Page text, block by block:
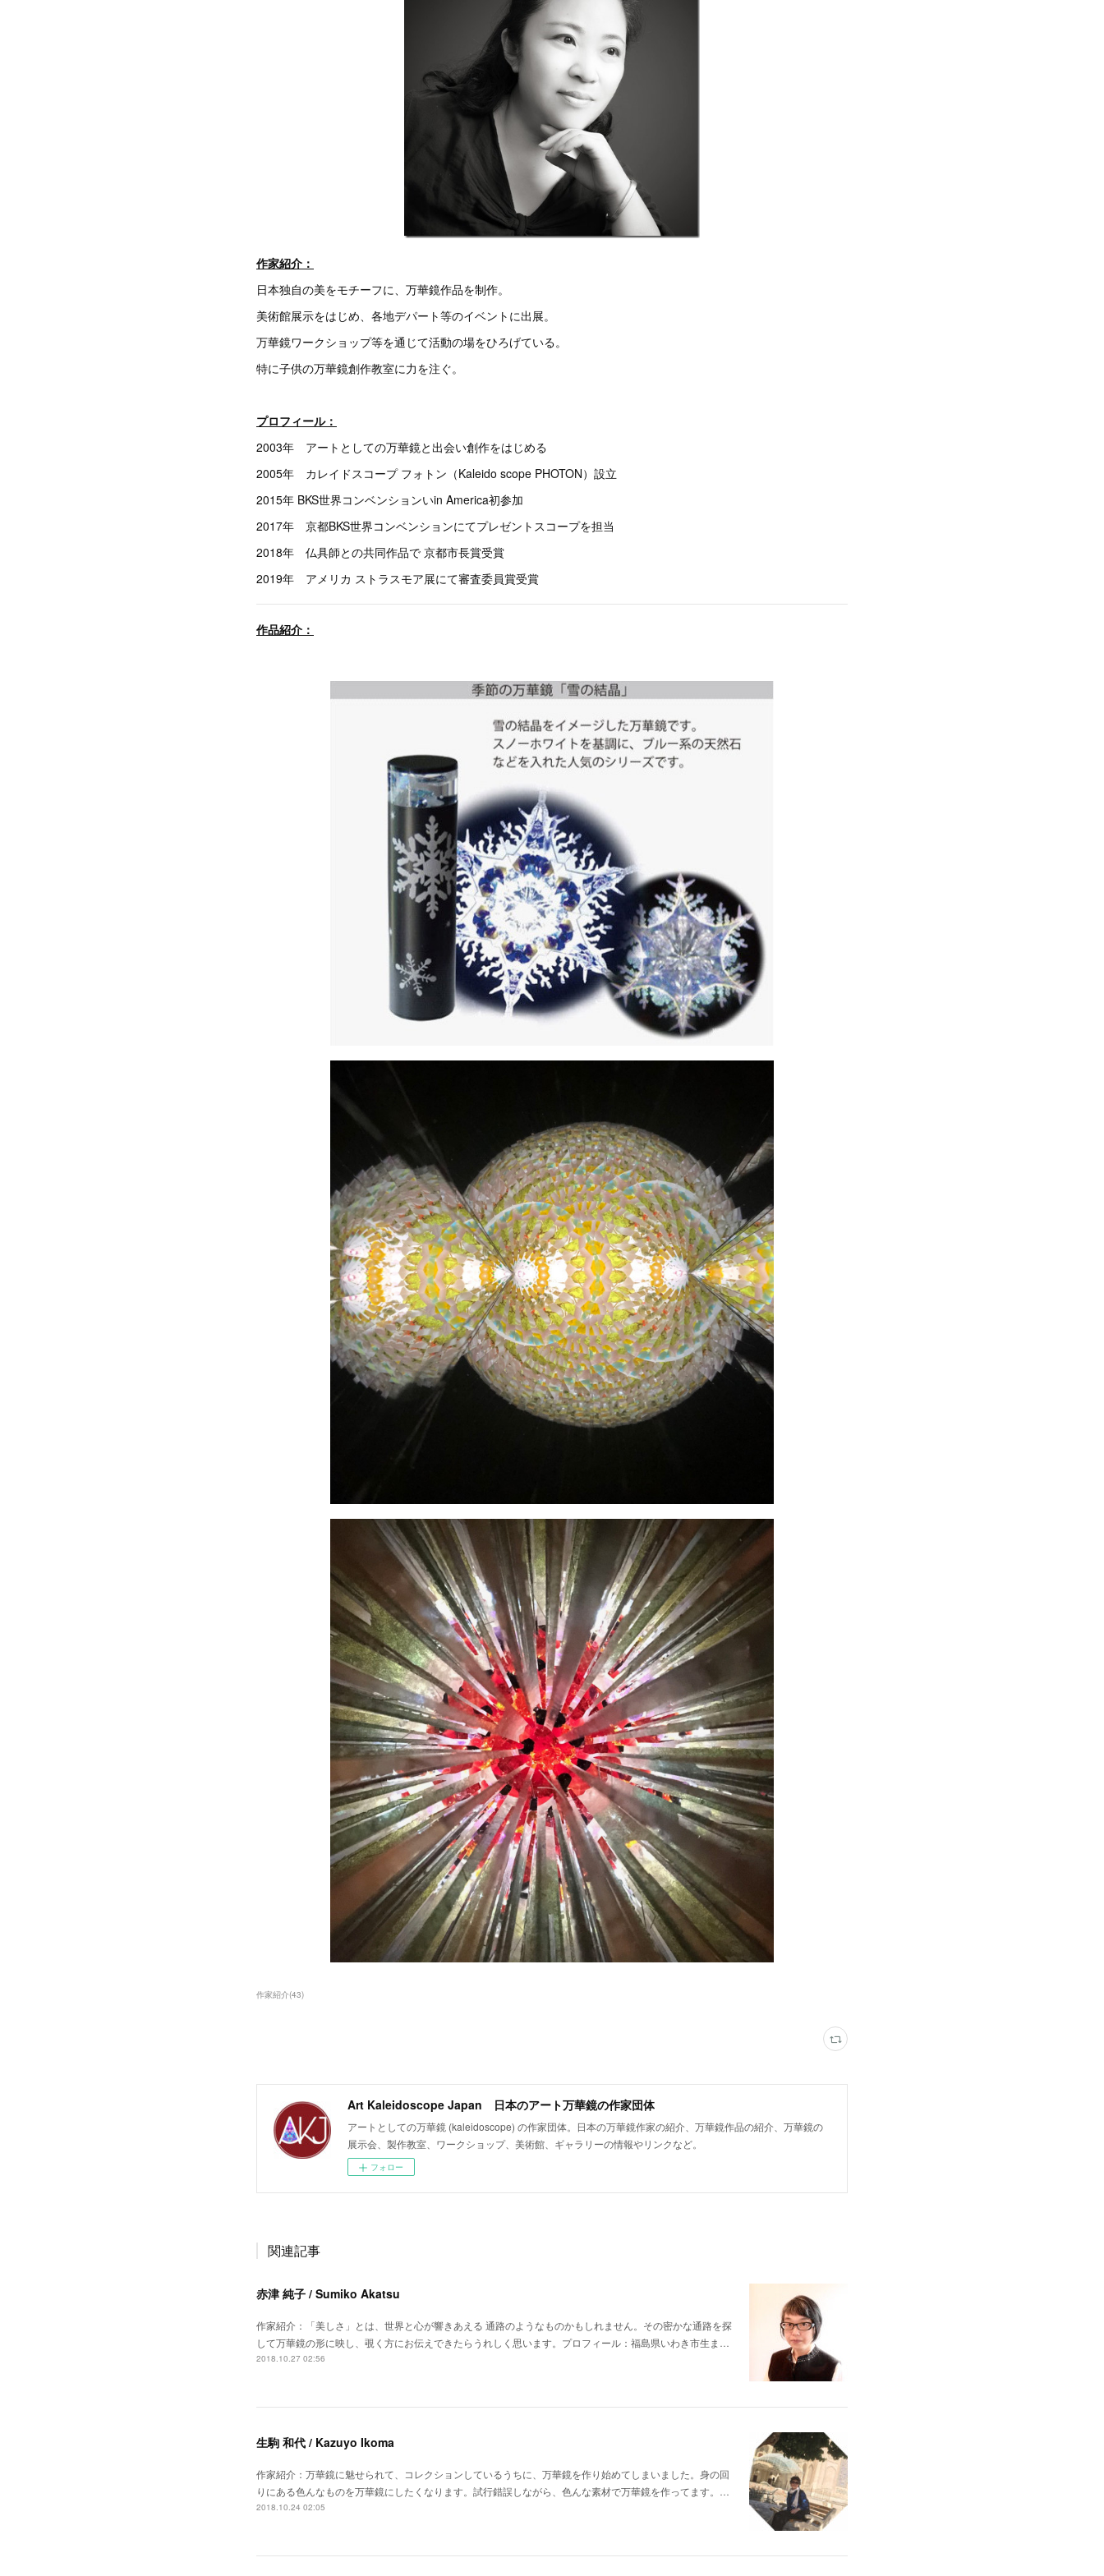
作家紹介：
日本独自の美をモチーフに、万華鏡作品を制作。
美術館展示をはじめ、各地デパート等のイベントに出展。
万華鏡ワークショップ等を通じて活動の場をひろげている。
特に子供の万華鏡創作教室に力を注ぐ。
プロフィール：
2003年 アートとしての万華鏡と出会い創作をはじめる
2005年 カレイドスコープ フォトン（Kaleido scope PHOTON）設立
2015年 BKS世界コンベンションいin America初参加
2017年 京都BKS世界コンベンションにてプレゼントスコープを担当
2018年 仏具師との共同作品で 京都市長賞受賞
2019年 アメリカ ストラスモア展にて審査委員賞受賞
作品紹介：
作家紹介(43)
Art Kaleidoscope Japan 日本のアート万華鏡の作家団体
アートとしての万華鏡 (kaleidoscope) の作家団体。日本の万華鏡作家の紹介、万華鏡作品の紹介、万華鏡の
展示会、製作教室、ワークショップ、美術館、ギャラリーの情報やリンクなど。
フォロー
関連記事
赤津 純子 / Sumiko Akatsu
作家紹介：「美しさ」とは、世界と心が響きあえる 通路のようなものかもしれません。その密かな通路を探
して万華鏡の形に映し、覗く方にお伝えできたらうれしく思います。プロフィール：福島県いわき市生ま…
2018.10.27 02:56
生駒 和代 / Kazuyo Ikoma
作家紹介：万華鏡に魅せられて、コレクションしているうちに、万華鏡を作り始めてしまいました。身の回
りにある色んなものを万華鏡にしたくなります。試行錯誤しながら、色んな素材で万華鏡を作ってます。…
2018.10.24 02:05